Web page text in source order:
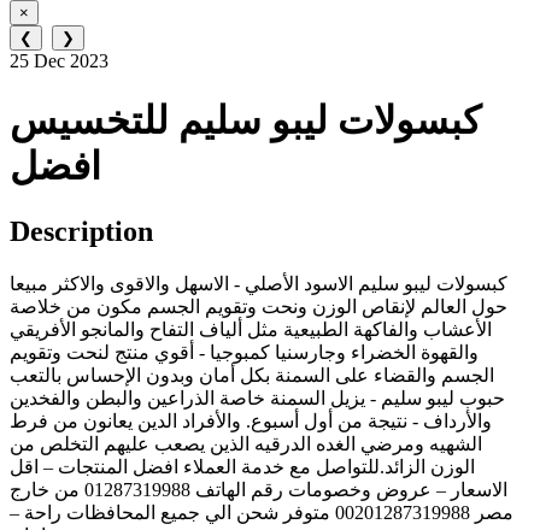
×
❮
❯
25 Dec 2023
كبسولات ليبو سليم للتخسيس
افضل
Description
كبسولات ليبو سليم الاسود الأصلي - الاسهل والاقوى والاكثر مبيعا
حول العالم لإنقاص الوزن ونحت وتقويم الجسم مكون من خلاصة
الأعشاب والفاكهة الطبيعية مثل ألياف التفاح والمانجو الأفريقي
والقهوة الخضراء وجارسنيا كمبوجيا - أقوي منتج لنحت وتقويم
الجسم والقضاء على السمنة بكل أمان وبدون الإحساس بالتعب
حبوب ليبو سليم - يزيل السمنة خاصة الذراعين والبطن والفخدين
والأرداف - نتيجة من أول أسبوع. والأفراد الدين يعانون من فرط
الشهيه ومرضي الغده الدرقيه الذين يصعب عليهم التخلص من
الوزن الزائد.للتواصل مع خدمة العملاء افضل المنتجات – اقل
الاسعار – عروض وخصومات رقم الهاتف 01287319988 من خارج
مصر 00201287319988 متوفر شحن الي جميع المحافظات راحة –